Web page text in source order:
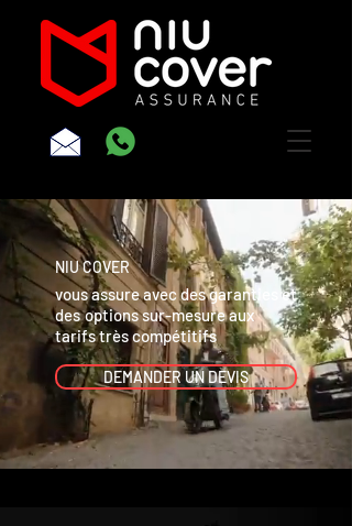
NIU COVER
vousassureavec des garantieset
des options sur-mesure aux
tarifstrès compétitifs
DEMANDER UN DEVIS